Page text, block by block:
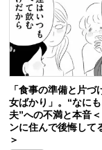
「食事の準備と片づ
女ばかり」。“なに
夫”への不満と本音
ンに住んで後悔して
＞